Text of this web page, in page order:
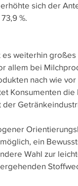
sich der
%.
weiterhin
allem bei
nach wie vor
Konsumenten
ein
Wahl zur